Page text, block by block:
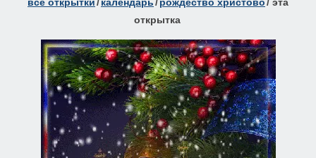
открытка